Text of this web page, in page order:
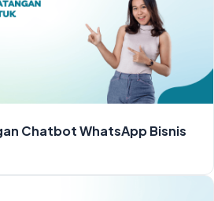
Chatbot WhatsApp Bisnis